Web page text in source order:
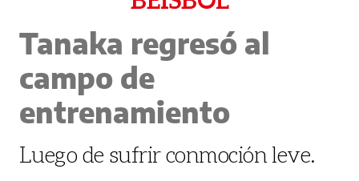
Tanaka regresó al
campo de
entrenamiento
Luego de sufrir conmoción leve.